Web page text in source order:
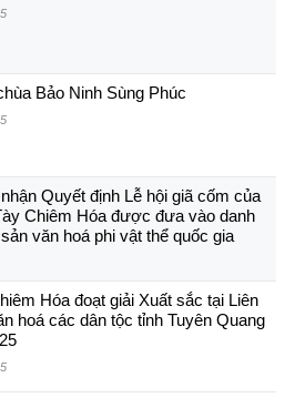
Bảo Ninh Sùng Phúc
Quyết định Lễ hội giã cốm của
Chiêm Hóa được đưa vào danh
văn hoá phi vật thể quốc gia
Hóa đoạt giải Xuất sắc tại Liên
hoá các dân tộc tỉnh Tuyên Quang